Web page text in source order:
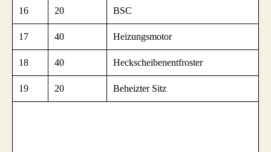
16 20 BSC
17 40 Heizungsmotor
18 40 Heckscheibenentfroster
19 20 Beheizter Sitz